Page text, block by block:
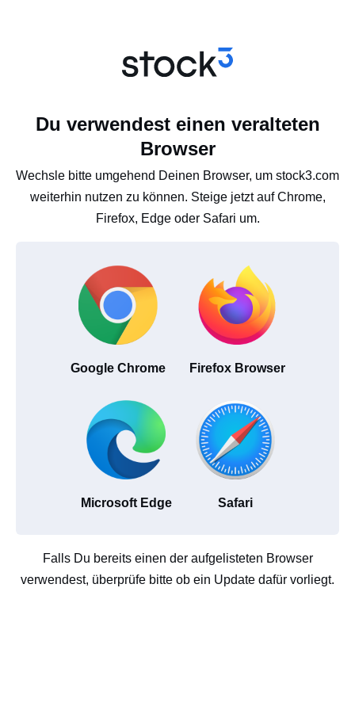
Du verwendest einen veralteten
Browser
Wechsle bitte umgehend Deinen Browser, um stock3.com
weiterhin nutzen zu können. Steige jetzt auf Chrome,
Firefox, Edge oder Safari um.
Google Chrome Firefox Browser
Microsoft Edge Safari
Falls Du bereits einen der aufgelisteten Browser
verwendest, überprüfe bitte ob ein Update dafür vorliegt.